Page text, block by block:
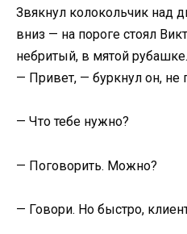
Звякнул колокольчик над
вниз — на пороге стоял
небритый, в мятой рубашке.
— Привет, — буркнул он, не
— Что тебе нужно?
— Поговорить. Можно?
— Говори. Но быстро,